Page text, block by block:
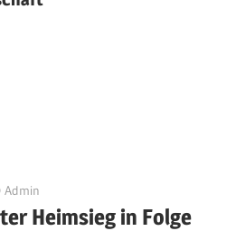
Admin
Heimsieg in Folge